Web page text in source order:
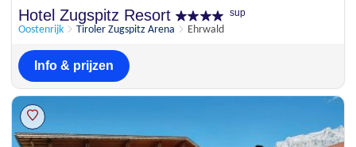
Schitterend
5 beoordelingen
Hotel Zugspitz Resort sup
Oostenrijk Tiroler Zugspitz Arena Ehrwald
Info & prijzen